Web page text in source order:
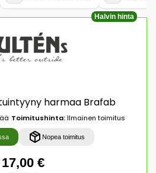
Halvin hinta
harmaa Brafab
Toimitushinta:Ilmainen toimitus
Nopea toimitus
17,00 €